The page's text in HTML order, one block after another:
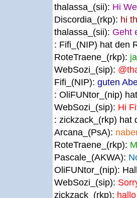
thalassa_(sii): Hi
Discordia_(rkp): hi
thalassa_(sii): Geht
: Fifi_(NIP) hat den
RoteTraene_(rkp):
WebSozi_(sip):
Fifi_(NIP): guten
: OliFUNtor_(nip)
WebSozi_(sip): Hi
: zickzack_(rkp) hat
Arcana_(PsA):
RoteTraene_(rkp):
Pascale_(AKWA):
OliFUNtor_(nip):
WebSozi_(sip):
zickzack_(rkp): hallo